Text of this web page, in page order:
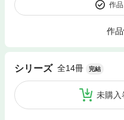
作
作
シリーズ 全14冊 完結
未購入